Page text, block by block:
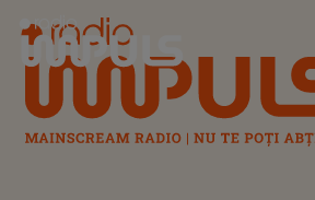
Radio Impuls